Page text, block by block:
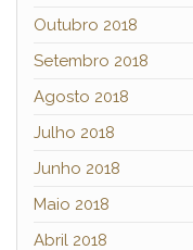
Outubro 2018
Setembro 2018
Agosto 2018
Julho 2018
Junho 2018
Maio 2018
Abril 2018